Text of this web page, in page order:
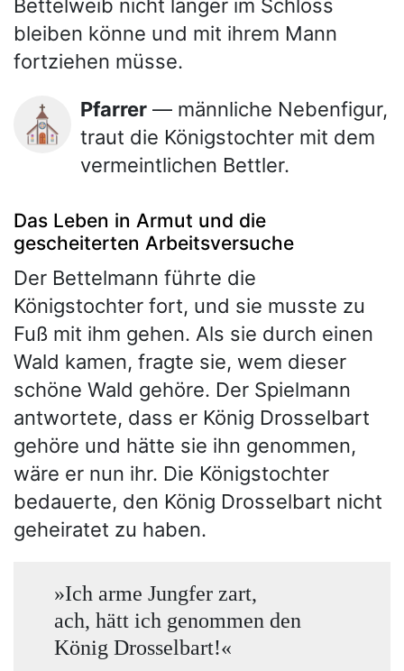
Bettelweib nicht länger im Schloss
bleiben könne und mit ihrem Mann
fortziehen müsse.
⛪ Pfarrer — männliche Nebenfigur,
traut die Königstochter mit dem
vermeintlichen Bettler.
Das Leben in Armut und die
gescheiterten Arbeitsversuche
Der Bettelmann führte die
Königstochter fort, und sie musste zu
Fuß mit ihm gehen. Als sie durch einen
Wald kamen, fragte sie, wem dieser
schöne Wald gehöre. Der Spielmann
antwortete, dass er König Drosselbart
gehöre und hätte sie ihn genommen,
wäre er nun ihr. Die Königstochter
bedauerte, den König Drosselbart nicht
geheiratet zu haben.
»Ich arme Jungfer zart,
ach, hätt ich genommen den
König Drosselbart!«